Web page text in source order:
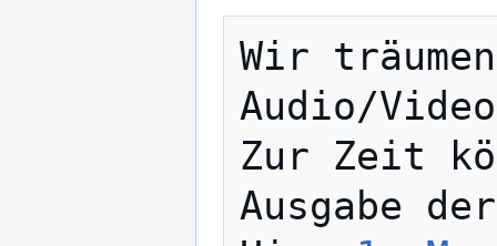
Wir
Audio/
Zur Zeit
Ausgabe